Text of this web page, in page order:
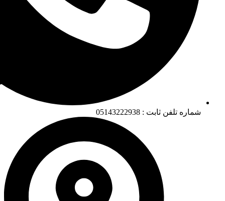
شماره تلفن ثابت : 05143222938